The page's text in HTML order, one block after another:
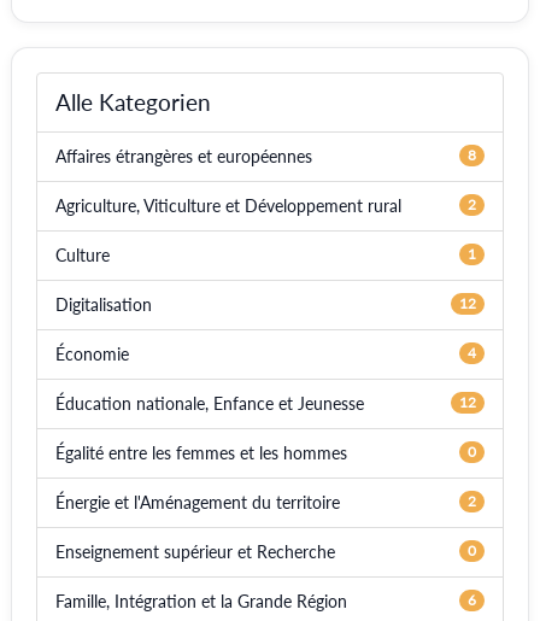
Alle Kategorien
Affaires étrangères et européennes 8
Agriculture, Viticulture et Développement rural 2
Culture 1
Digitalisation 12
Économie 4
Éducation nationale, Enfance et Jeunesse 12
Égalité entre les femmes et les hommes 0
Énergie et l'Aménagement du territoire 2
Enseignement supérieur et Recherche 0
Famille, Intégration et la Grande Région 6